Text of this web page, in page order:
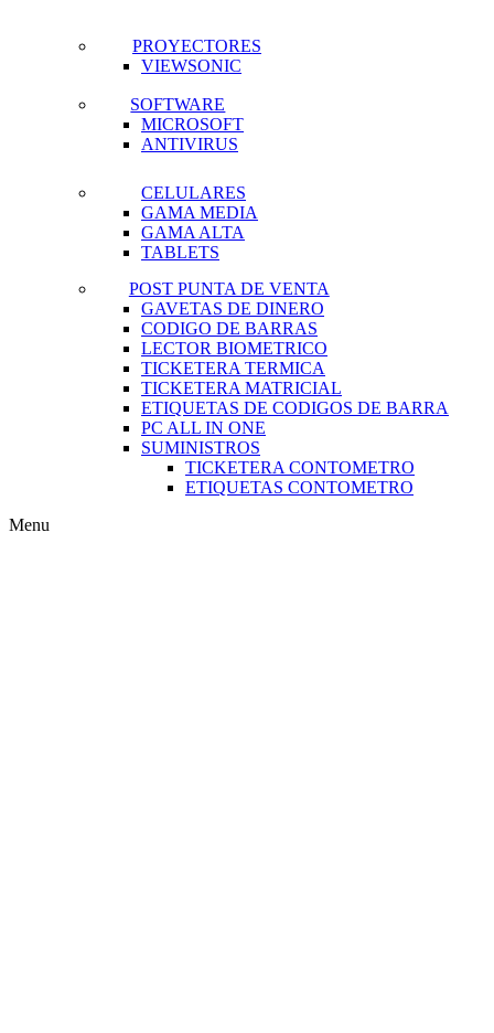
PROYECTORES
VIEWSONIC
SOFTWARE
MICROSOFT
ANTIVIRUS
CELULARES
GAMA MEDIA
GAMA ALTA
TABLETS
POST PUNTA DE VENTA
GAVETAS DE DINERO
CODIGO DE BARRAS
LECTOR BIOMETRICO
TICKETERA TERMICA
TICKETERA MATRICIAL
ETIQUETAS DE CODIGOS DE BARRA
PC ALL IN ONE
SUMINISTROS
TICKETERA CONTOMETRO
ETIQUETAS CONTOMETRO
Menu